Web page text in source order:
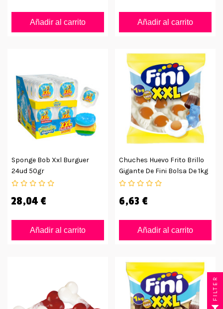
Añadir al carrito Añadir al carrito
Sponge Bob Xxl Burguer
24ud 50gr
28,04 €
Añadir al carrito
Chuches Huevo Frito Brillo
Gigante De Fini Bolsa De 1kg
6,63 €
Añadir al carrito
FILTER